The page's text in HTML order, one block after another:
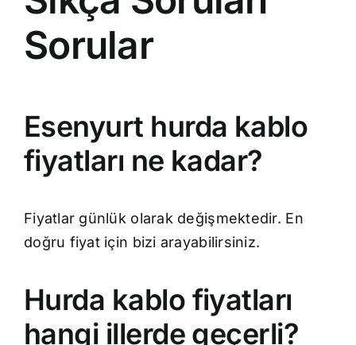
Sorular
Esenyurt hurda kablo
fiyatları ne kadar?
Fiyatlar günlük olarak değişmektedir. En
doğru fiyat için bizi arayabilirsiniz.
Hurda kablo fiyatları
hangi illerde geçerli?